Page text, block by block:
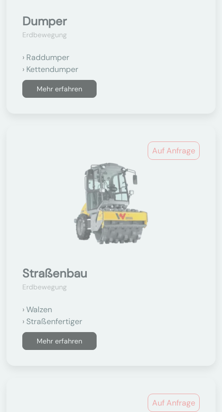
Dumper
Erdbewegung
Raddumper
Kettendumper
Mehr erfahren
Auf Anfrage
Straßenbau
Erdbewegung
Walzen
Straßenfertiger
Mehr erfahren
Auf Anfrage